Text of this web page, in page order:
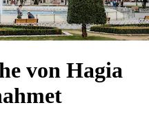
von Hagia